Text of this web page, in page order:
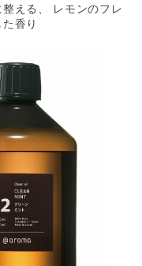
える、 レモンのフレ
香り